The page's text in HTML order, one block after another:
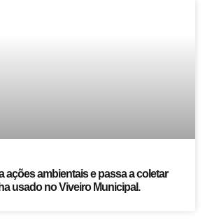
ações ambientais e passa a coletar
usado no Viveiro Municipal.